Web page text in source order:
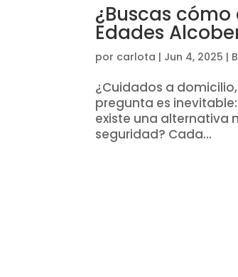
¿Buscas
Edades
por carlota | Jun 4, 2025 |
¿Cuidados a
pregunta es
existe una alternativa
seguridad? Cada...